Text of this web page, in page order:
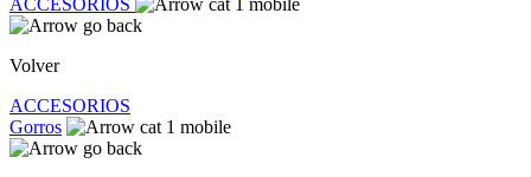
ACCESORIOS
Volver
ACCESORIOS
Gorros